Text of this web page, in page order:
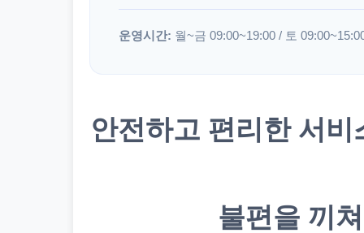
운영시간: 월~금 09:00~19:00 / 토
안전하고 편리한 서
불편을 끼